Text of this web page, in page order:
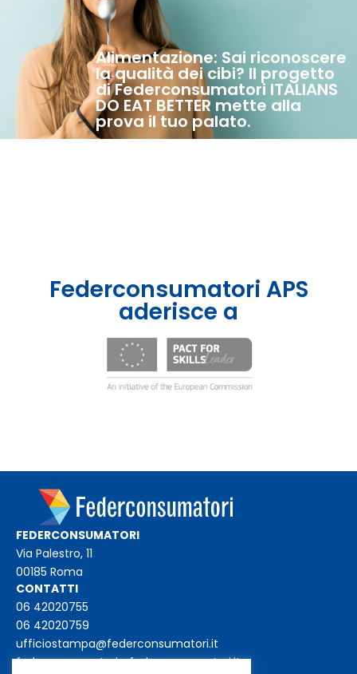
Alimentazione: Sai riconoscere
la qualità dei cibi? Il progetto
di Federconsumatori ITALIANS
DO EAT BETTER mette alla
prova il tuo palato.
Federconsumatori APS
aderisce a
FEDERCONSUMATORI
Via Palestro, 11
00185 Roma
CONTATTI
06 42020755
06 42020759
ufficiostampa@federconsumatori.it
federconsumatori@federconsumatori.it